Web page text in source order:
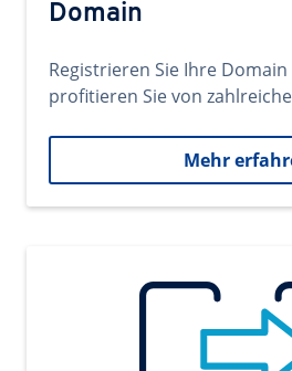
Domain
Registrieren Sie Ihre Domain
profitieren Sie von
Mehr